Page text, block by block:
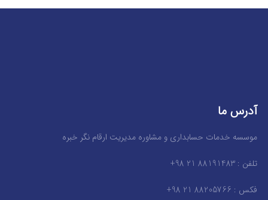
آدرس ما
موسسه خدمات حسابداری و مشاوره مدیریت ارقام نگر خبره
تلفن : 88191483 21 98+
فکس : 88205766 21 98+